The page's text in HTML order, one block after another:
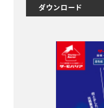
ダウンロード